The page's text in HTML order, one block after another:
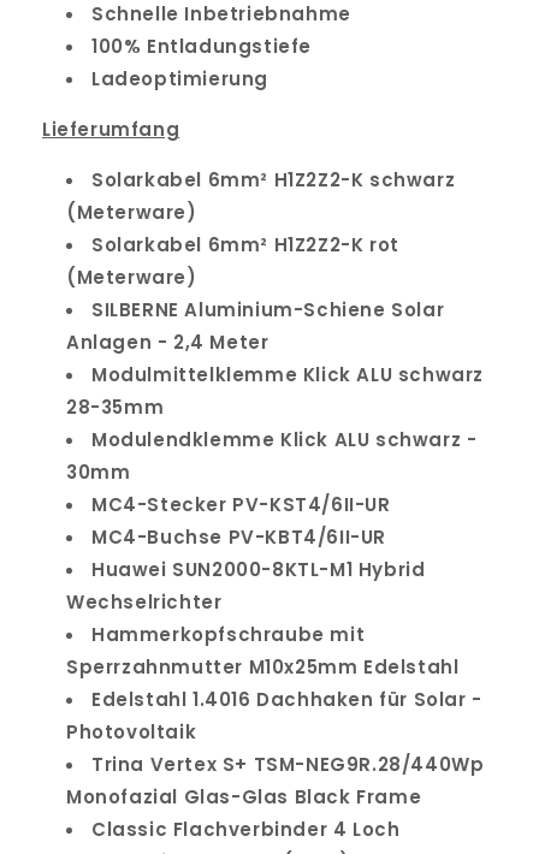
Schnelle Inbetriebnahme
100% Entladungstiefe
Ladeoptimierung
Lieferumfang
Solarkabel 6mm² H1Z2Z2-K schwarz
(Meterware)
Solarkabel 6mm² H1Z2Z2-K rot
(Meterware)
SILBERNE Aluminium-Schiene Solar
Anlagen - 2,4 Meter
Modulmittelklemme Klick ALU schwarz
28-35mm
Modulendklemme Klick ALU schwarz -
30mm
MC4-Stecker PV-KST4/6II-UR
MC4-Buchse PV-KBT4/6II-UR
Huawei SUN2000-8KTL-M1 Hybrid
Wechselrichter
Hammerkopfschraube mit
Sperrzahnmutter M10x25mm Edelstahl
Edelstahl 1.4016 Dachhaken für Solar -
Photovoltaik
Trina Vertex S+ TSM-NEG9R.28/440Wp
Monofazial Glas-Glas Black Frame
Classic Flachverbinder 4 Loch